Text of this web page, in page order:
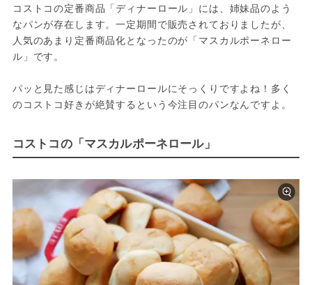
コストコの定番商品「ディナーロール」には、姉妹品のよう
なパンが存在します。一定期間で販売されておりましたが、
人気のあまり定番商品化となったのが「マスカルポーネロー
ル」です。
パッと見た感じはディナーロールにそっくりですよね！多く
コストコの「マスカルポーネロール」